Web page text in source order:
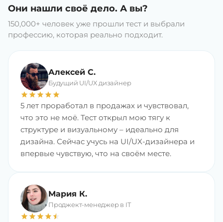
Они нашли своё дело. А вы?
150,000+ человек уже прошли тест и выбрали
профессию, которая реально подходит.
Алексей С.
Будущий UI/UX дизайнер
star star star star star
5 лет проработал в продажах и чувствовал,
что это не моё. Тест открыл мою тягу к
структуре и визуальному – идеально для
дизайна. Сейчас учусь на UI/UX-дизайнера и
впервые чувствую, что на своём месте.
Мария К.
Проджект-менеджер в IT
star star star star star
star